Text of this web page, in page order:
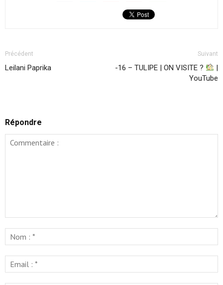
Précédent
Leilani Paprika
Suivant
-16 – TULIPE | ON VISITE ?
|
YouTube
Répondre